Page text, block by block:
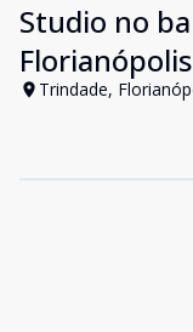
Studio no
Florianópolis
Trindade,